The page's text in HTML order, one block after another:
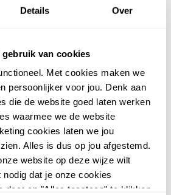
Details Over
gebruik van cookies
Met cookies maken we
persoonlijker voor jou. Denk aan
die de website goed laten werken
waarmee we de website
cookies laten we jou
Alles is dus op jou afgestemd.
website op deze wijze wilt
dat je onze cookies
door op "Alles toestaan" te klikken.